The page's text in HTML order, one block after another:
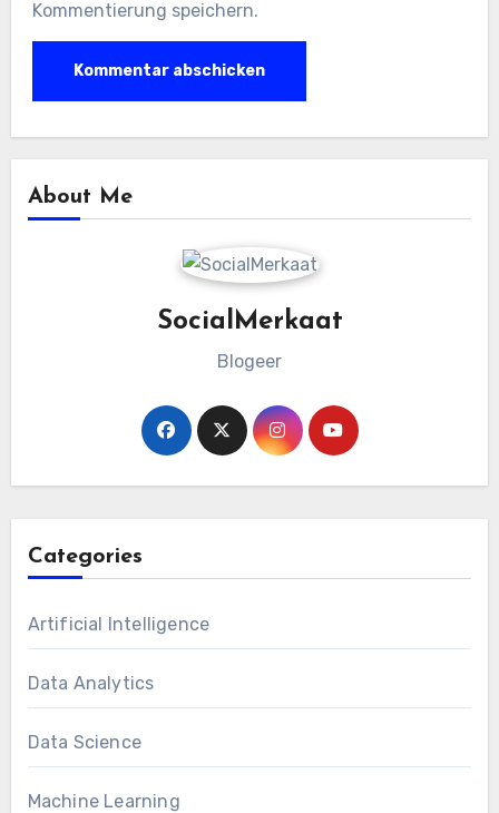
Kommentierung speichern.
About Me
SocialMerkaat
Blogeer
Categories
Artificial Intelligence
Data Analytics
Data Science
Machine Learning